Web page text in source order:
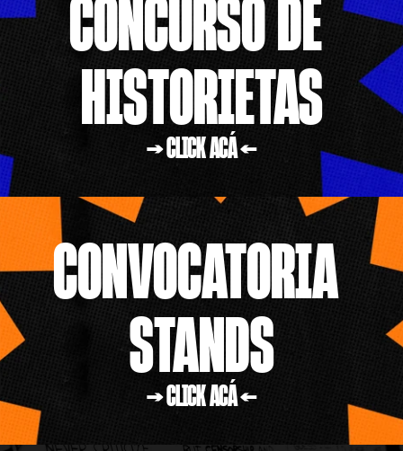
CONCURSO DE
HISTORIETAS
→ CLICK ACÁ ←
CONVOCATORIA
STANDS
→ CLICK ACÁ ←